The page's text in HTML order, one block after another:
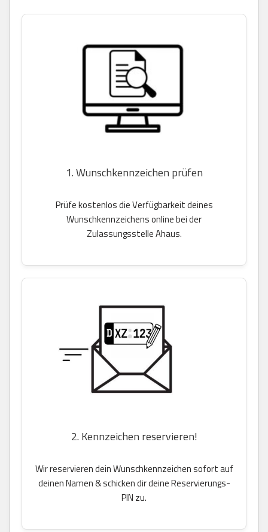
1. Wunschkennzeichen prüfen
Prüfe kostenlos die Verfügbarkeit deines
Wunschkennzeichens online bei der
Zulassungsstelle Ahaus.
2. Kennzeichen reservieren!
Wir reservieren dein Wunschkennzeichen sofort auf
deinen Namen & schicken dir deine Reservierungs-
PIN zu.